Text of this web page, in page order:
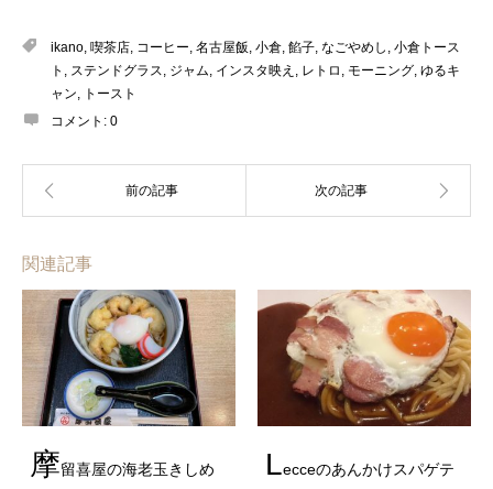
ikano 喫茶店 コーヒー 名古屋飯 小倉 餡子 なごやめし 小倉トース
ト
ステンドグラス ジャム インスタ映え レトロ モーニング ゆるキ
ャン
トースト
コメント: 0
関連記事
摩留喜屋の海老玉きしめ
Lecceのあんかけスパゲテ